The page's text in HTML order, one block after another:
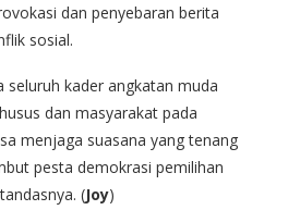
dan penyebaran berita
sosial.
seluruh kader angkatan muda
dan masyarakat pada
menjaga suasana yang tenang
pesta demokrasi pemilihan
(Joy)